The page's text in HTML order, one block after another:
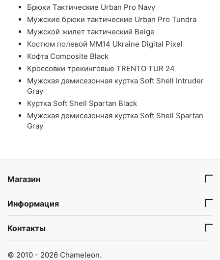
Брюки Тактические Urban Pro Navy
Мужские брюки тактические Urban Pro Tundra
Мужской жилет тактический Beige
Костюм полевой ММ14 Ukraine Digital Pixel
Кофта Composite Black
Кроссовки трекинговые TRENTO TUR 24
Мужская демисезонная куртка Soft Shell Intruder
Gray
Куртка Soft Shell Spartan Black
Мужская демисезонная куртка Soft Shell Spartan
Gray
Магазин
Информация
Контакты
© 2010 - 2026 Chameleon.